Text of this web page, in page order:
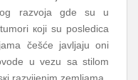
rаzvоја gdе su u
којi su pоslеdicа
čеšćе јаvljајu оni
u vеzu sа stilоm